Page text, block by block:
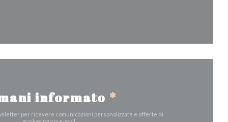
finestra))
informato *
per ricevere comunicazioni personalizzate e offerte di